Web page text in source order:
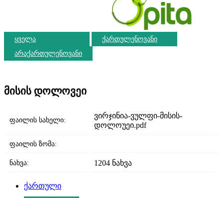
ყველა
ქართულენოვანი
არაქართულენოვანი
მისის დოლოვეი
ფაილის სახელი:
ვირჯინია-ვულფი-მისის-
დოლოუეი.pdf
ფაილის ზომა:
ნახვა: 1204 ნახვა
ქართული